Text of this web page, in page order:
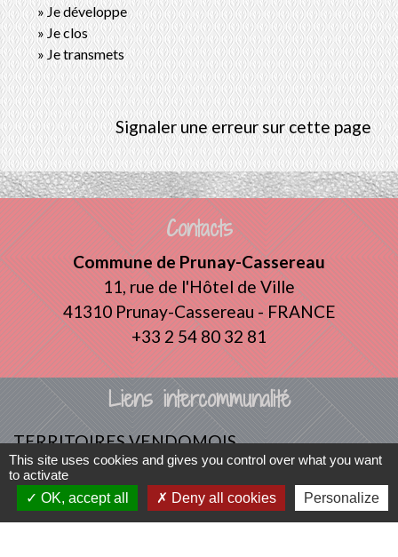
Je développe
Je clos
Je transmets
Signaler une erreur sur cette page
Contacts
Commune de Prunay-Cassereau
11, rue de l'Hôtel de Ville
41310 Prunay-Cassereau - FRANCE
+33 2 54 80 32 81
Liens intercommunalité
TERRITOIRES VENDOMOIS
CULTURE 41
MÉDIATHÈQUE DE SELOMNES
MISSION LOCALE DU VENDOMOIS
This site uses cookies and gives you control over what you want
to activate
OK, accept all
Deny all cookies Personalize